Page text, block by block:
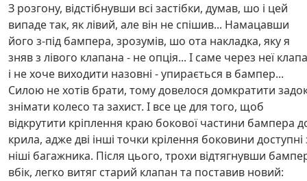
З розгону, відстібнувши всі застібки, думав, шо і цей
випаде так, як лівий, але він не спішив... Намацавши
його з-під бампера, зрозумів, шо ота накладка, яку я
зняв з лівого клапана - не опція... І саме через неї
і не хоче виходити назовні - упирається в бампер...
Силою не хотів брати, тому довелося домкратити
знімати колесо та захист. І все це для того, щоб
відкрутити кріплення краю бокової частини бампера
крила, адже дві інші точки крілення боковини доступні
ніші багажника. Після цього, трохи відтягнувши
вбік, легко витяг старий клапан та поставив новий: